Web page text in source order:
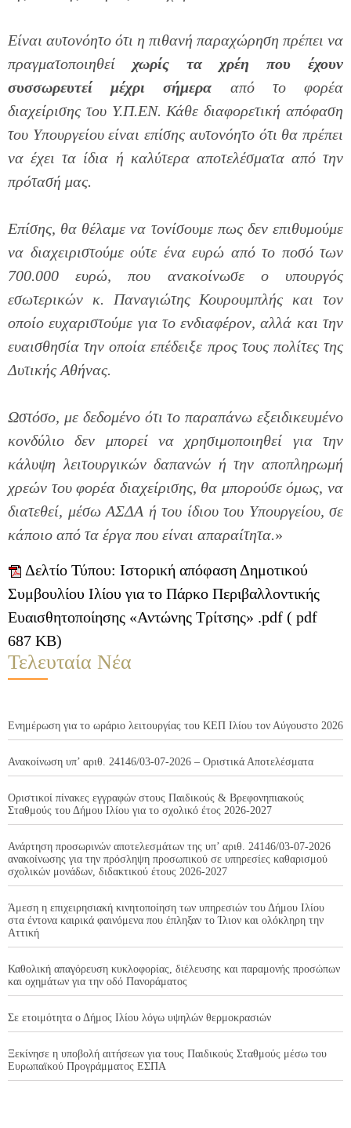
Είναι αυτονόητο ότι η πιθανή παραχώρηση πρέπει να
πραγματοποιηθεί χωρίς τα χρέη που έχουν
συσσωρευτεί μέχρι σήμερα από το φορέα
διαχείρισης του Υ.Π.ΕΝ. Κάθε διαφορετική απόφαση
του Υπουργείου είναι επίσης αυτονόητο ότι θα πρέπει
να έχει τα ίδια ή καλύτερα αποτελέσματα από την
πρότασή μας.
Επίσης, θα θέλαμε να τονίσουμε πως δεν επιθυμούμε
να διαχειριστούμε ούτε ένα ευρώ από το ποσό των
700.000 ευρώ, που ανακοίνωσε ο υπουργός
εσωτερικών κ. Παναγιώτης Κουρουμπλής και τον
οποίο ευχαριστούμε για το ενδιαφέρον, αλλά και την
ευαισθησία την οποία επέδειξε προς τους πολίτες της
Δυτικής Αθήνας.
Ωστόσο, με δεδομένο ότι το παραπάνω εξειδικευμένο
κονδύλιο δεν μπορεί να χρησιμοποιηθεί για την
κάλυψη λειτουργικών δαπανών ή την αποπληρωμή
χρεών του φορέα διαχείρισης, θα μπορούσε όμως, να
διατεθεί, μέσω ΑΣΔΑ ή του ίδιου του Υπουργείου, σε
κάποιο από τα έργα που είναι απαραίτητα.»
Δελτίο Τύπου: Ιστορική απόφαση Δημοτικού
Συμβουλίου Ιλίου για το Πάρκο Περιβαλλοντικής
Ευαισθητοποίησης «Αντώνης Τρίτσης» .pdf ( pdf
687 KB)
Τελευταία Νέα
Ενημέρωση για το ωράριο λειτουργίας του ΚΕΠ Ιλίου τον Αύγουστο 2026
Ανακοίνωση υπ’ αριθ. 24146/03-07-2026 – Οριστικά Αποτελέσματα
Οριστικοί πίνακες εγγραφών στους Παιδικούς & Βρεφονηπιακούς
Σταθμούς του Δήμου Ιλίου για το σχολικό έτος 2026-2027
Ανάρτηση προσωρινών αποτελεσμάτων της υπ’ αριθ. 24146/03-07-2026
ανακοίνωσης για την πρόσληψη προσωπικού σε υπηρεσίες καθαρισμού
σχολικών μονάδων, διδακτικού έτους 2026-2027
Άμεση η επιχειρησιακή κινητοποίηση των υπηρεσιών του Δήμου Ιλίου
στα έντονα καιρικά φαινόμενα που έπληξαν το Ίλιον και ολόκληρη την
Αττική
Καθολική απαγόρευση κυκλοφορίας, διέλευσης και παραμονής προσώπων
και οχημάτων για την οδό Πανοράματος
Σε ετοιμότητα ο Δήμος Ιλίου λόγω υψηλών θερμοκρασιών
Ξεκίνησε η υποβολή αιτήσεων για τους Παιδικούς Σταθμούς μέσω του
Ευρωπαϊκού Προγράμματος ΕΣΠΑ